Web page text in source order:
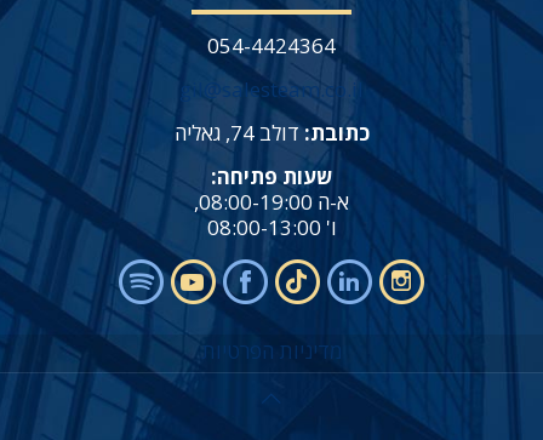
054-4424364
gil@salesteam.co.il
כתובת:דולב 74, גאליה
שעות פתיחה:
א-ה 08:00-19:00,
ו' 08:00-13:00
מדיניות הפרטיות